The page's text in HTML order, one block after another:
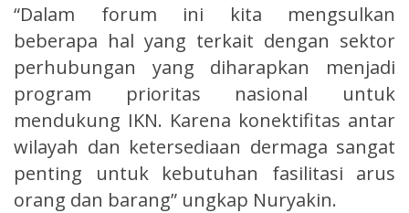
“Dalam forum ini kita mengsulkan
beberapa hal yang terkait dengan sektor
perhubungan yang diharapkan menjadi
program prioritas nasional untuk
mendukung IKN. Karena konektifitas antar
wilayah dan ketersediaan dermaga sangat
penting untuk kebutuhan fasilitasi arus
orang dan barang” ungkap Nuryakin.